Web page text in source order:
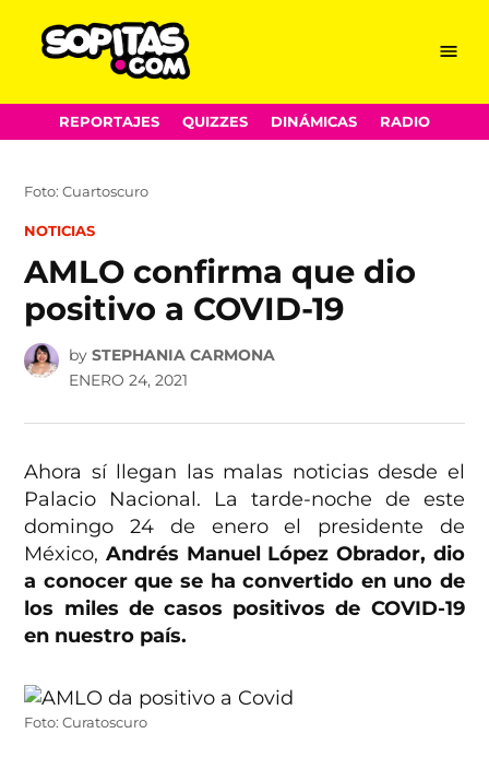
Skip
to
Menu
REPORTAJES QUIZZES DINÁMICAS RADIO
Foto: Cuartoscuro
POSTED
NOTICIAS
AMLO confirma que dio
positivo a COVID-19
by STEPHANIA CARMONA
ENERO 24, 2021
Ahora sí llegan las malas noticias desde el
Palacio Nacional. La tarde-noche de este
domingo 24 de enero el presidente de
México,Andrés Manuel López Obrador, dio
a conocer que se ha convertido en uno de
los miles de casos positivos de COVID-19
en nuestro país.
Foto: Curatoscuro